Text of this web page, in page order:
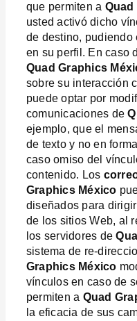
que permiten a Quad
usted activó dicho
de destino, pudiendo
en su perfil. En caso
Quad Graphics
sobre su interacción
puede optar por
comunicaciones de
ejemplo, que el
de texto y no en
caso omiso del
contenido. Los
Graphics México
diseñados para
de los sitios Web, al
los servidores de
sistema de re-
Graphics México
vínculos en caso de
permiten a Quad
la eficacia de sus